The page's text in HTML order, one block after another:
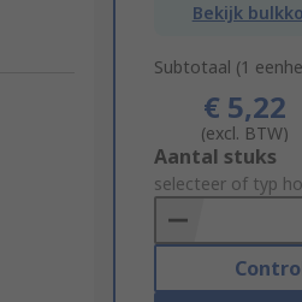
Bekijk
Subtotaal (1
€ 5,22
(excl. BTW)
Add
to
Basket
Aantal stuks
selecteer of typ